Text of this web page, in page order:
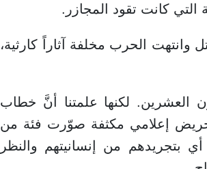
التي كانت تقود المجازر.
الحرب مخلفة آثاراً كارثية،
العشرين. لكنها علمتنا أنَّ خطاب
تحريض إعلامي مكثفة صوّرت فئة من
بتجريدهم من إنسانيتهم والنظر